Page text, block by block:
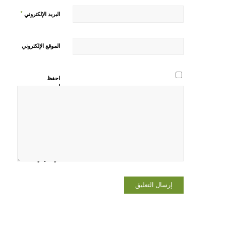
البريد الإلكتروني *
الموقع الإلكتروني
احفظ
اسمي،